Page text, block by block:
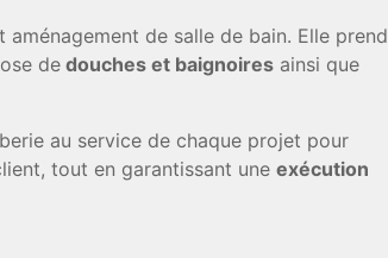
de salle de bain. Elle prend
de douches et baignoires ainsi que
au service de chaque projet pour
tout en garantissant uneexécution